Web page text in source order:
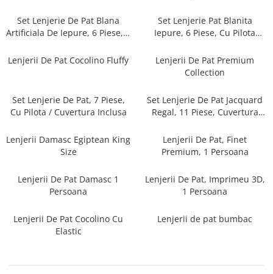
Lenjerii De Pat Catifea
Set Lenjerie De Pat Blana
Set Lenjerie Pat Blanita Iepure, 6
Piese, Cu Pilota Inclusa
Set Lenjerie De Pat, 7 Piese, Cu
Set Lenjerie De Pat Jacquard Regal,
11 Piese, Cuvertura Inclusa
Lenjerii De Pat, Finet Premium, 1
Set Lenjerie De Pat Blana
Artificiala De Iepure, 6 Piese, 2
Set Lenjerie Pat Blanita
Iepure, 6 Piese, Cu Pilota
Lenjerii De Pat Cocolino Fluffy
Lenjerii De Pat Premium
Collection
Set Lenjerie De Pat, 7 Piese,
Cu Pilota / Cuvertura Inclusa
Set Lenjerie De Pat Jacquard
Regal, 11 Piese, Cuvertura
Lenjerii Damasc Egiptean King
Size
Lenjerii De Pat, Finet
Premium, 1 Persoana
Lenjerii De Pat Damasc 1
Persoana
Lenjerii De Pat, Imprimeu 3D,
1 Persoana
Lenjerii De Pat Cocolino Cu
Elastic
Lenjerii de pat bumbac